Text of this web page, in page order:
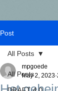
Post
All Posts
All Posts
mpgoede
May 2, 2023